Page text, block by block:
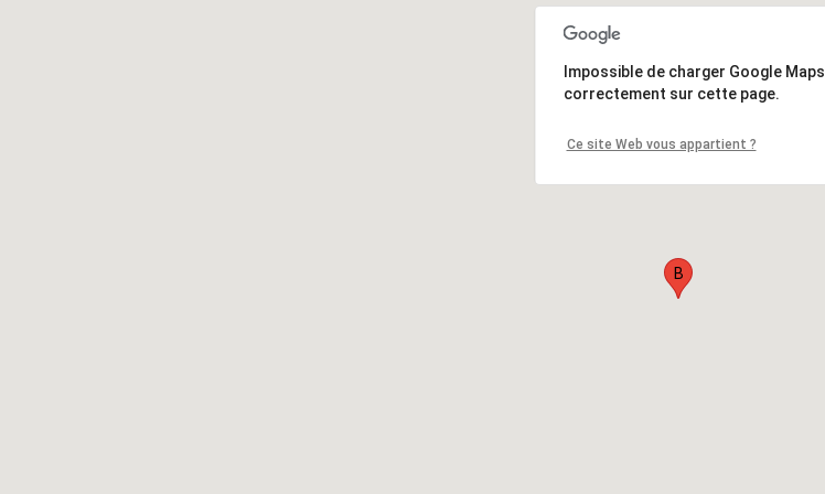
B
Impossible de charger Google Maps
correctement sur cette page.
Ce site Web vous appartient ?